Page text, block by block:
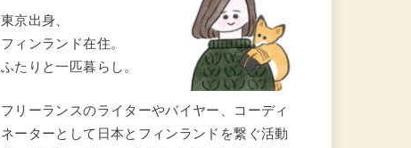
東京出身、
フィンランド在住。
ふたりと一匹暮らし。
フリーランスのライターやバイヤー、コーディ
ネーターとして日本とフィンランドを繋ぐ活動